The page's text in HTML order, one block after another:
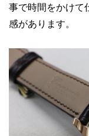
事で時間をかけて
感があります。